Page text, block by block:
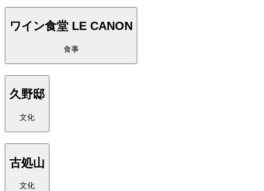
ワイン食堂 LE CANON
食事
久野邸
文化
古処山
文化